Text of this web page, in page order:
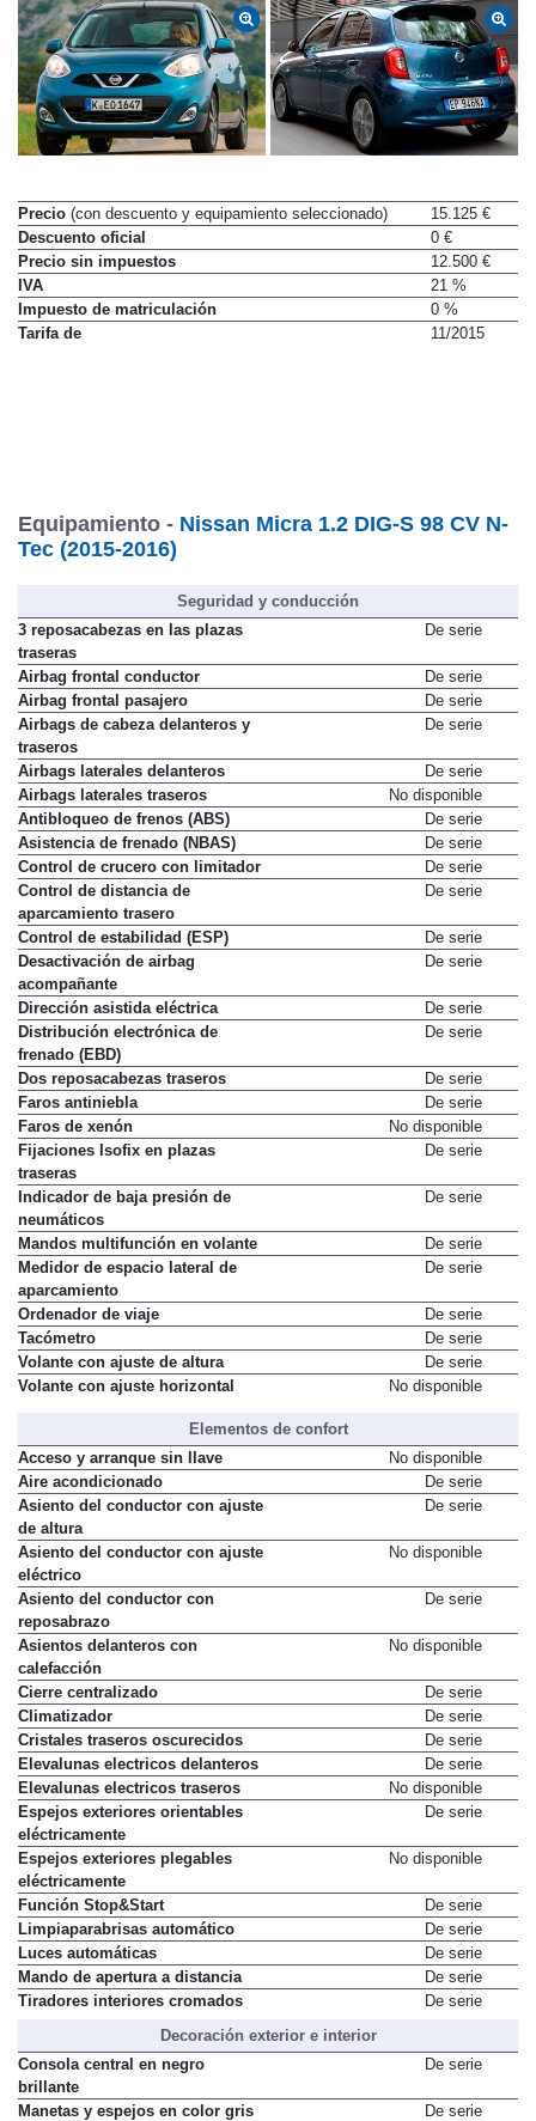
Precio (con descuento y equipamiento seleccionado)
15.125 €
Descuento oficial
0 €
Precio sin impuestos
12.500 €
IVA
21 %
Impuesto de matriculación
0 %
Tarifa de
11/2015
Equipamiento - Nissan Micra 1.2 DIG-S 98 CV N-
Tec (2015-2016)
Seguridad y conducción
3 reposacabezas en las plazas
traseras
De serie
Airbag frontal conductor
De serie
Airbag frontal pasajero
De serie
Airbags de cabeza delanteros y
traseros
De serie
Airbags laterales delanteros
De serie
Airbags laterales traseros
No disponible
Antibloqueo de frenos (ABS)
De serie
Asistencia de frenado (NBAS)
De serie
Control de crucero con limitador
De serie
Control de distancia de
aparcamiento trasero
De serie
Control de estabilidad (ESP)
De serie
Desactivación de airbag
acompañante
De serie
Dirección asistida eléctrica
De serie
Distribución electrónica de
frenado (EBD)
De serie
Dos reposacabezas traseros
De serie
Faros antiniebla
De serie
Faros de xenón
No disponible
Fijaciones Isofix en plazas
traseras
De serie
Indicador de baja presión de
neumáticos
De serie
Mandos multifunción en volante
De serie
Medidor de espacio lateral de
aparcamiento
De serie
Ordenador de viaje
De serie
Tacómetro
De serie
Volante con ajuste de altura
De serie
Volante con ajuste horizontal
No disponible
Elementos de confort
Acceso y arranque sin llave
No disponible
Aire acondicionado
De serie
Asiento del conductor con ajuste
de altura
De serie
Asiento del conductor con ajuste
eléctrico
No disponible
Asiento del conductor con
reposabrazo
De serie
Asientos delanteros con
calefacción
No disponible
Cierre centralizado
De serie
Climatizador
De serie
Cristales traseros oscurecidos
De serie
Elevalunas electricos delanteros
De serie
Elevalunas electricos traseros
No disponible
Espejos exteriores orientables
eléctricamente
De serie
Espejos exteriores plegables
eléctricamente
No disponible
Función Stop&Start
De serie
Limpiaparabrisas automático
De serie
Luces automáticas
De serie
Mando de apertura a distancia
De serie
Tiradores interiores cromados
De serie
Decoración exterior e interior
Consola central en negro
brillante
De serie
Manetas y espejos en color gris
De serie